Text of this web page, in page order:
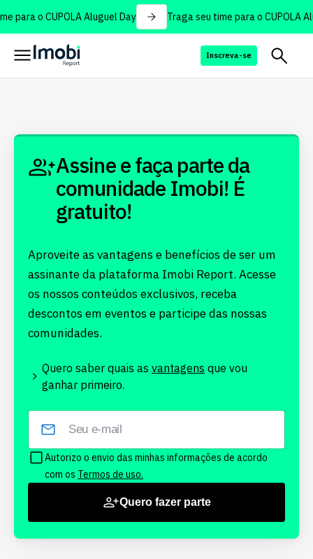
para o CUPOLA Aluguel Day Traga seu time para o CUPOLA
Inscreva-se
Assine e faça parte da
comunidade Imobi! É
gratuito!
Aproveite as vantagens e benefícios de ser um
assinante da plataforma Imobi Report. Acesse
os nossos conteúdos exclusivos, receba
descontos em eventos e participe das nossas
comunidades.
Quero saber quais as vantagens que vou
ganhar primeiro.
Autorizo o envio das minhas informações de acordo
com os Termos de uso.
Quero fazer parte